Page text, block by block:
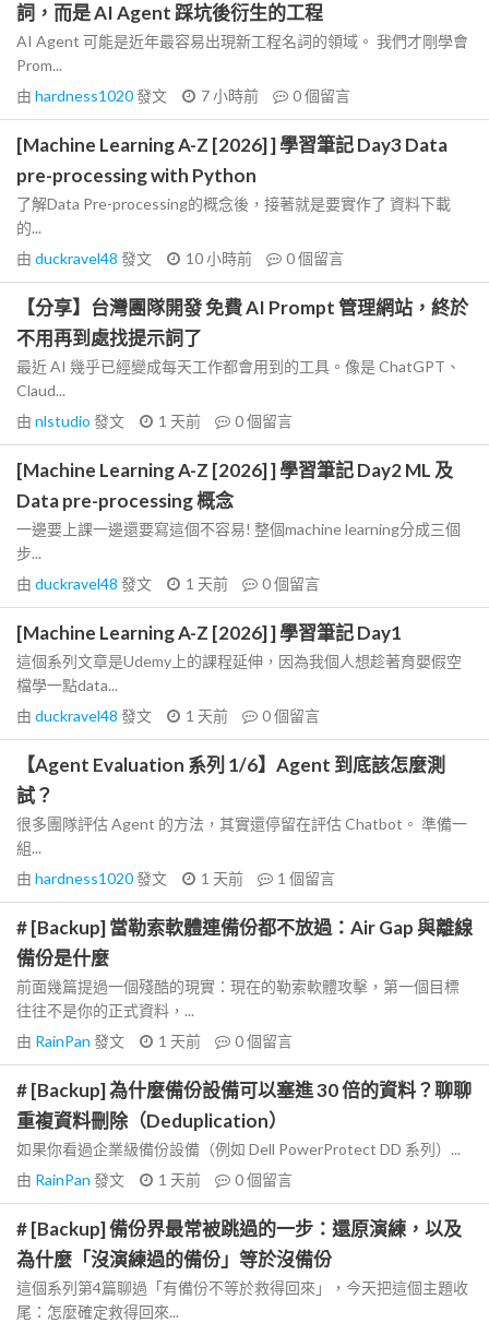
詞，而是 AI Agent 踩坑後衍生的工程
AI Agent 可能是近年最容易出現新工程名詞的領域。 我們才剛學會
Prom...
由 hardness1020發文 7 小時前 0個留言
[Machine Learning A-Z [2026] ] 學習筆記 Day3 Data
pre-processing with Python
了解Data Pre-processing的概念後，接著就是要實作了 資料下載
的...
由 duckravel48 發文 10 小時前 0個留言
【分享】台灣團隊開發 免費 AI Prompt 管理網站，終於
不用再到處找提示詞了
最近 AI 幾乎已經變成每天工作都會用到的工具。像是 ChatGPT、
Claud...
由 nlstudio 發文 1 天前 0個留言
[Machine Learning A-Z [2026] ] 學習筆記 Day2 ML 及
Data pre-processing 概念
一邊要上課一邊還要寫這個不容易! 整個machine learning分成三個
步...
由 duckravel48 發文 1 天前 0個留言
[Machine Learning A-Z [2026] ] 學習筆記 Day1
這個系列文章是Udemy上的課程延伸，因為我個人想趁著育嬰假空
檔學一點data...
由 duckravel48 發文 1 天前 0個留言
【Agent Evaluation 系列 1/6】Agent 到底該怎麼測
試？
很多團隊評估 Agent 的方法，其實還停留在評估 Chatbot。 準備一
組...
由 hardness1020發文 1 天前 1 個留言
# [Backup] 當勒索軟體連備份都不放過：Air Gap 與離線
備份是什麼
前面幾篇提過一個殘酷的現實：現在的勒索軟體攻擊，第一個目標
往往不是你的正式資料，...
由 RainPan 發文 1 天前 0個留言
# [Backup] 為什麼備份設備可以塞進 30 倍的資料？聊聊
重複資料刪除（Deduplication）
如果你看過企業級備份設備（例如 Dell PowerProtect DD 系列）...
由 RainPan 發文 1 天前 0個留言
# [Backup] 備份界最常被跳過的一步：還原演練，以及
為什麼「沒演練過的備份」等於沒備份
這個系列第4篇聊過「有備份不等於救得回來」，今天把這個主題收
尾：怎麼確定救得回來...